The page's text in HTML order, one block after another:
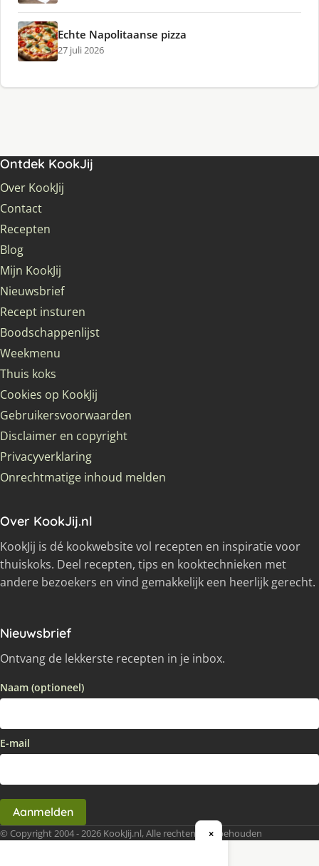
Echte Napolitaanse pizza
27 juli 2026
Ontdek KookJij
Over KookJij
Contact
Recepten
Blog
Mijn KookJij
Nieuwsbrief
Recept insturen
Boodschappenlijst
Weekmenu
Thuis koks
Cookies op KookJij
Gebruikersvoorwaarden
Disclaimer en copyright
Privacyverklaring
Onrechtmatige inhoud melden
Over KookJij.nl
KookJij is dé kookwebsite vol recepten en inspiratie voor
thuiskoks. Deel recepten, tips en kooktechnieken met
andere bezoekers en vind gemakkelijk een heerlijk gerecht.
Nieuwsbrief
Ontvang de lekkerste recepten in je inbox.
Naam (optioneel)
E-mail
Aanmelden
© Copyright 2004 - 2026 KookJij.nl, Alle rechten voorbehouden
×